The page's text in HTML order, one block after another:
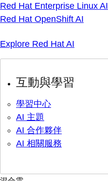
Red Hat Enterprise Linux AI
Red Hat OpenShift AI
Explore Red Hat AI
互動與學習
學習中心
AI 主題
AI 合作夥伴
AI 相關服務